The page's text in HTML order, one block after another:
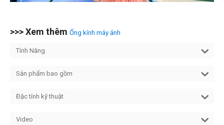
>>> Xem thêm Ống kính máy ảnh
Tính Năng
Sản phẩm bao gồm
Đặc tính kỹ thuật
Video